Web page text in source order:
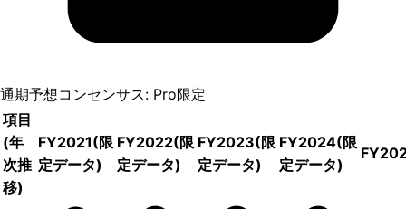
通期予想コンセンサス: Pro限定
項目
(年
次推
移)
FY2021(限
定データ)
FY2022(限
定データ)
FY2023(限
定データ)
FY2024(限
定データ)